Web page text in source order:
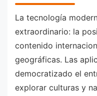
La tecnología
extraordinario: la
contenido
geográficas. Las
democratizado el
explorar culturas y